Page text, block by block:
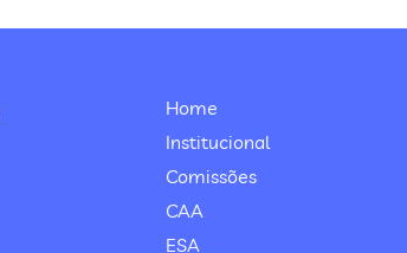
Home
Institucional
Comissões
CAA
ESA